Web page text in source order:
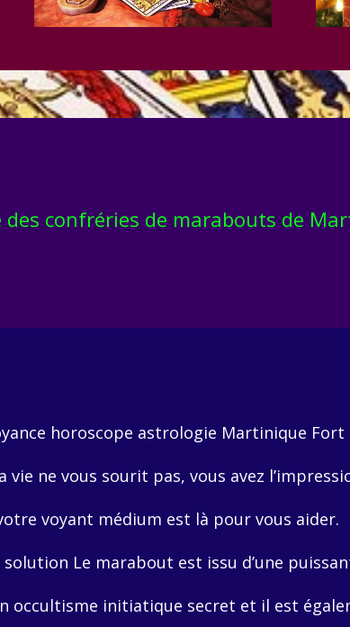
des confréries de marabouts de
horoscope astrologie Martinique Fort
vie ne vous sourit pas, vous avez
voyant médium est là pour vous aider.
solution Le marabout est issu d’une
occultisme initiatique secret et il est